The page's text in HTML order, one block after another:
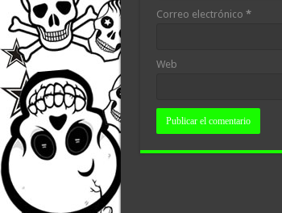
Correo electrónico *
Web